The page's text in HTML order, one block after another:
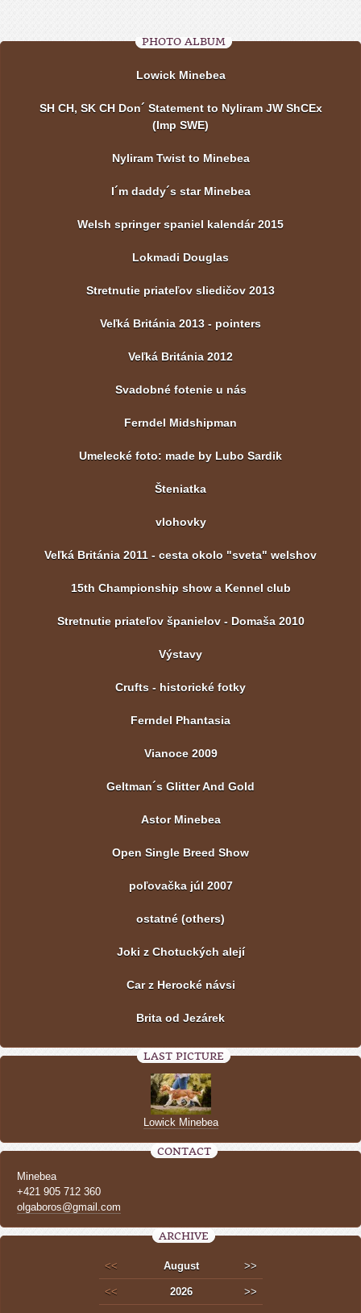
PHOTO ALBUM
Lowick Minebea
SH CH, SK CH Don´ Statement to Nyliram JW ShCEx
(Imp SWE)
Nyliram Twist to Minebea
I´m daddy´s star Minebea
Welsh springer spaniel kalendár 2015
Lokmadi Douglas
Stretnutie priateľov sliedičov 2013
Veľká Británia 2013 - pointers
Veľká Británia 2012
Svadobné fotenie u nás
Ferndel Midshipman
Umelecké foto: made by Lubo Sardik
Šteniatka
vlohovky
Veľká Británia 2011 - cesta okolo "sveta" welshov
15th Championship show a Kennel club
Stretnutie priateľov španielov - Domaša 2010
Výstavy
Crufts - historické fotky
Ferndel Phantasia
Vianoce 2009
Geltman´s Glitter And Gold
Astor Minebea
Open Single Breed Show
poľovačka júl 2007
ostatné (others)
Joki z Chotuckých alejí
Car z Herocké návsi
Brita od Jezárek
LAST PICTURE
Lowick Minebea
CONTACT
Minebea
+421 905 712 360
olgaboros@gmail.com
ARCHIVE
<< August >>
<< 2026 >>